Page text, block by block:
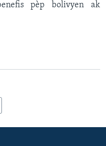
pèp bolivyen ak